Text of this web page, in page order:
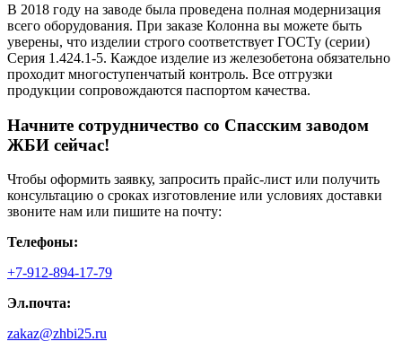
В 2018 году на заводе была проведена полная модернизация
всего оборудования. При заказе Колонна вы можете быть
уверены, что изделии строго соответствует ГОСТу (серии)
Серия 1.424.1-5. Каждое изделие из железобетона обязательно
проходит многоступенчатый контроль. Все отгрузки
продукции сопровождаются паспортом качества.
Начните сотрудничество со Cпасским заводом
ЖБИ сейчас!
Чтобы оформить заявку, запросить прайс-лист или получить
консультацию о сроках изготовление или условиях доставки
звоните нам или пишите на почту:
Телефоны:
+7-912-894-17-79
Эл.почта:
zakaz@zhbi25.ru